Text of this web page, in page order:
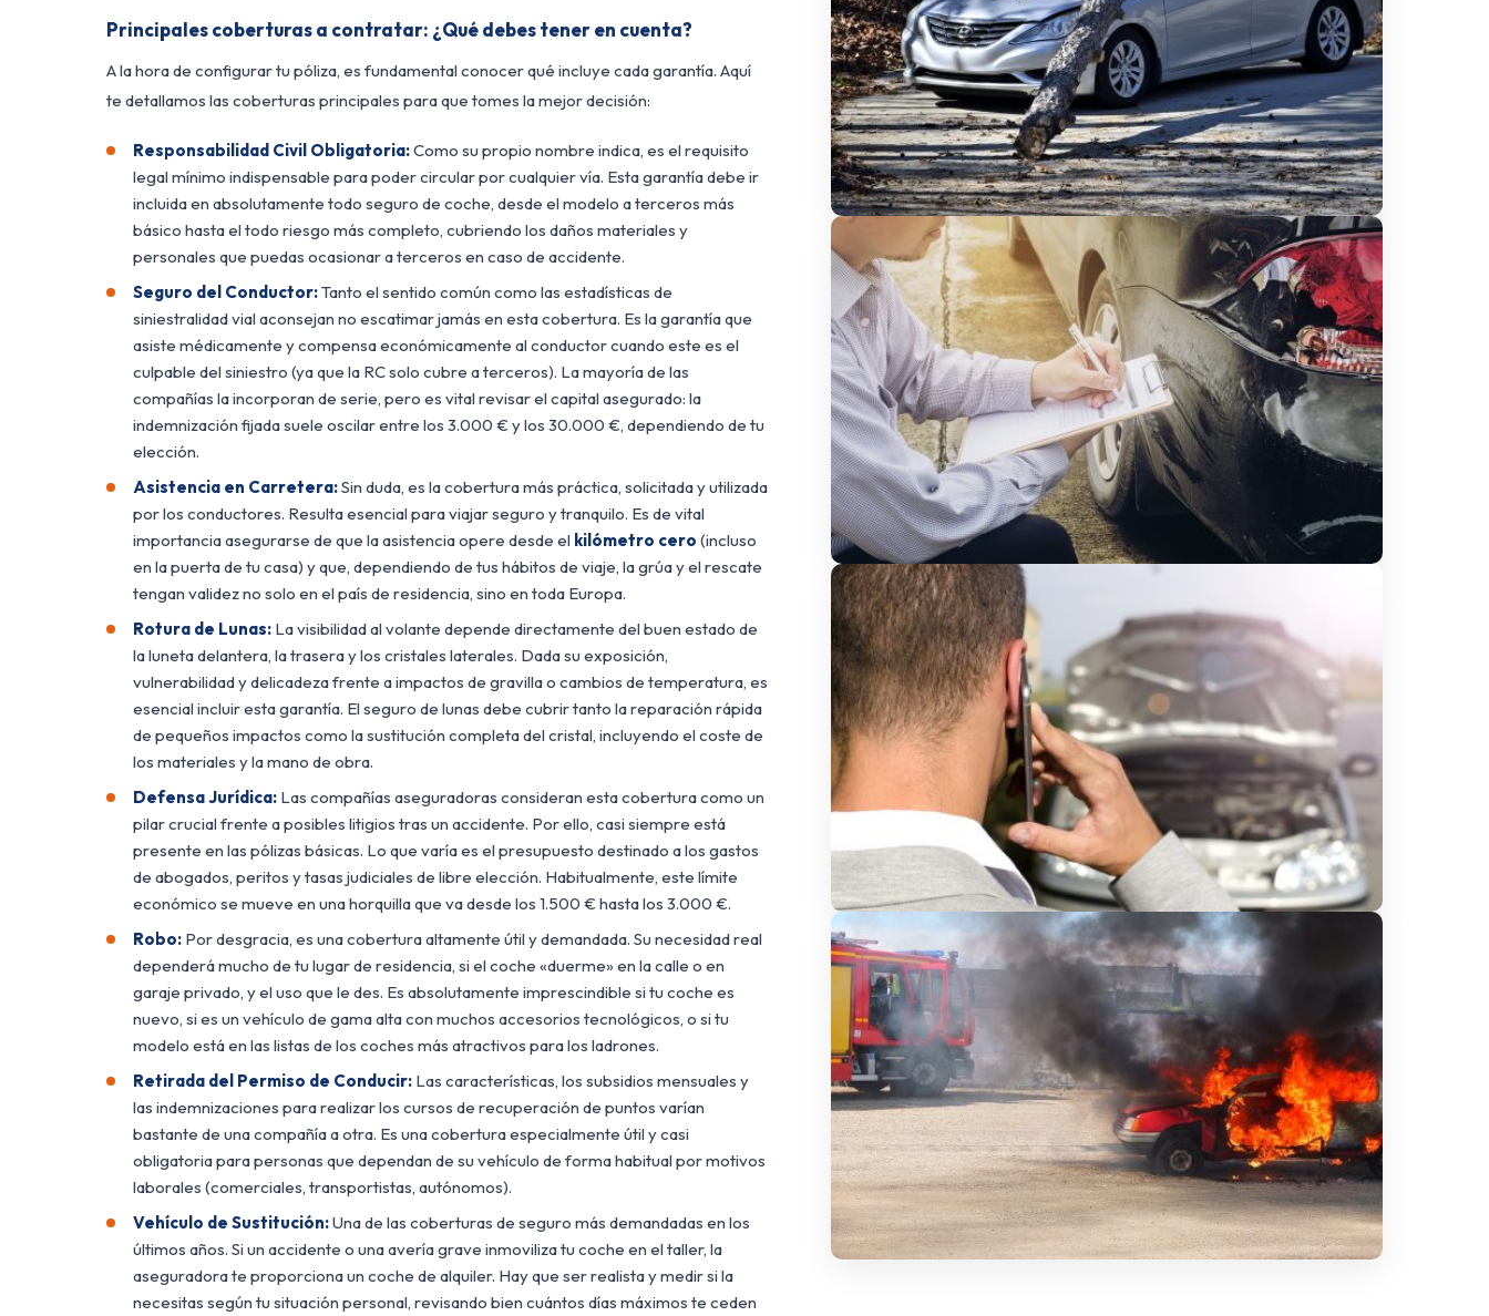
Principales coberturas a contratar: ¿Qué debes tener en cuenta?
A la hora de configurar tu póliza, es fundamental conocer qué incluye cada garantía. Aquí
te detallamos las coberturas principales para que tomes la mejor decisión:
Responsabilidad Civil Obligatoria:Como su propio nombre indica, es el requisito
legal mínimo indispensable para poder circular por cualquier vía. Esta garantía debe ir
incluida en absolutamente todo seguro de coche, desde el modelo a terceros más
básico hasta el todo riesgo más completo, cubriendo los daños materiales y
personales que puedas ocasionar a terceros en caso de accidente.
Seguro del Conductor:Tanto el sentido común como las estadísticas de
siniestralidad vial aconsejan no escatimar jamás en esta cobertura. Es la garantía que
asiste médicamente y compensa económicamente al conductor cuando este es el
culpable del siniestro (ya que la RC solo cubre a terceros). La mayoría de las
compañías la incorporan de serie, pero es vital revisar el capital asegurado: la
indemnización fijada suele oscilar entre los 3.000 € y los 30.000 €, dependiendo de tu
elección.
Asistencia en Carretera:Sin duda, es la cobertura más práctica, solicitada y utilizada
por los conductores. Resulta esencial para viajar seguro y tranquilo. Es de vital
importancia asegurarse de que la asistencia opere desde el kilómetro cero (incluso
en la puerta de tu casa) y que, dependiendo de tus hábitos de viaje, la grúa y el rescate
tengan validez no solo en el país de residencia, sino en toda Europa.
Rotura de Lunas: La visibilidad al volante depende directamente del buen estado de
la luneta delantera, la trasera y los cristales laterales. Dada su exposición,
vulnerabilidad y delicadeza frente a impactos de gravilla o cambios de temperatura, es
esencial incluir esta garantía. El seguro de lunas debe cubrir tanto la reparación rápida
de pequeños impactos como la sustitución completa del cristal, incluyendo el coste de
los materiales y la mano de obra.
Defensa Jurídica: Las compañías aseguradoras consideran esta cobertura como un
pilar crucial frente a posibles litigios tras un accidente. Por ello, casi siempre está
presente en las pólizas básicas. Lo que varía es el presupuesto destinado a los gastos
de abogados, peritos y tasas judiciales de libre elección. Habitualmente, este límite
económico se mueve en una horquilla que va desde los 1.500 € hasta los 3.000 €.
Robo: Por desgracia, es una cobertura altamente útil y demandada. Su necesidad real
dependerá mucho de tu lugar de residencia, si el coche «duerme» en la calle o en
garaje privado, y el uso que le des. Es absolutamente imprescindible si tu coche es
nuevo, si es un vehículo de gama alta con muchos accesorios tecnológicos, o si tu
modelo está en las listas de los coches más atractivos para los ladrones.
Retirada del Permiso de Conducir: Las características, los subsidios mensuales y
las indemnizaciones para realizar los cursos de recuperación de puntos varían
bastante de una compañía a otra. Es una cobertura especialmente útil y casi
obligatoria para personas que dependan de su vehículo de forma habitual por motivos
laborales (comerciales, transportistas, autónomos).
Vehículo de Sustitución:Una de las coberturas de seguro más demandadas en los
últimos años. Si un accidente o una avería grave inmoviliza tu coche en el taller, la
aseguradora te proporciona un coche de alquiler. Hay que ser realista y medir si la
necesitas según tu situación personal, revisando bien cuántos días máximos te ceden